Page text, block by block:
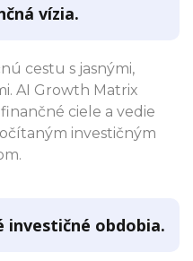
vízia.
cestu s jasnými,
AI Growth Matrix
ciele a vedie
investičným
investičné obdobia.